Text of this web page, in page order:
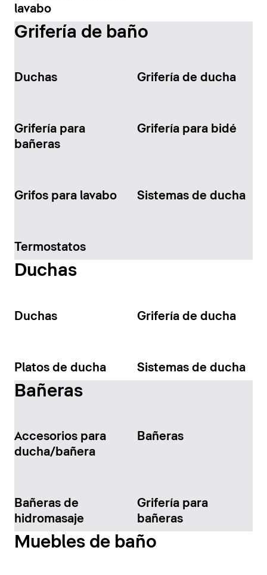
lavabo
Grifería de baño
Duchas Grifería de ducha
Grifería para
bañeras
Grifería para bidé
Grifos para lavabo Sistemas de ducha
Termostatos
Duchas
Duchas Grifería de ducha
Platos de ducha Sistemas de ducha
Bañeras
Accesorios para
ducha/bañera
Bañeras
Bañeras de
hidromasaje
Grifería para
bañeras
Muebles de baño